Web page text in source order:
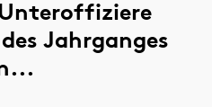
Jahrganges